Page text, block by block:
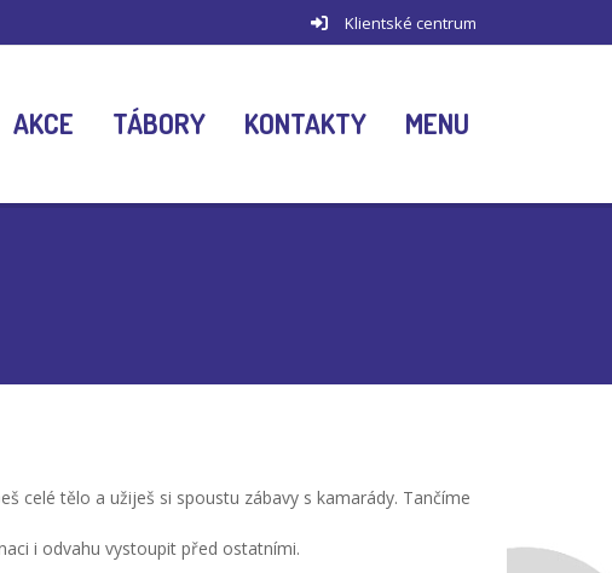
Klientské centrum
AKCE TÁBORY KONTAKTY MENU
celé tělo a užiješ si spoustu zábavy s kamarády. Tančíme
i odvahu vystoupit před ostatními.